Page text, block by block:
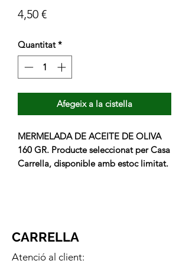
4,50 €Price
Quantitat *
Afegeix a la cistella
MERMELADA DE ACEITE DE OLIVA
160 GR. Producte seleccionat per Casa
Carrella, disponible amb estoc limitat.
CARRELLA
Atenció al client: